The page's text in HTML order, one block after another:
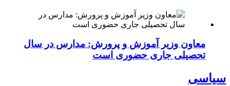
معاون وزیر آموزش و پرورش: مدارس در سال
تحصیلی جاری حضوری است
سیاسی